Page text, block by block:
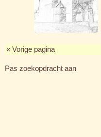
« Vorige pagina
Pas zoekopdracht aan